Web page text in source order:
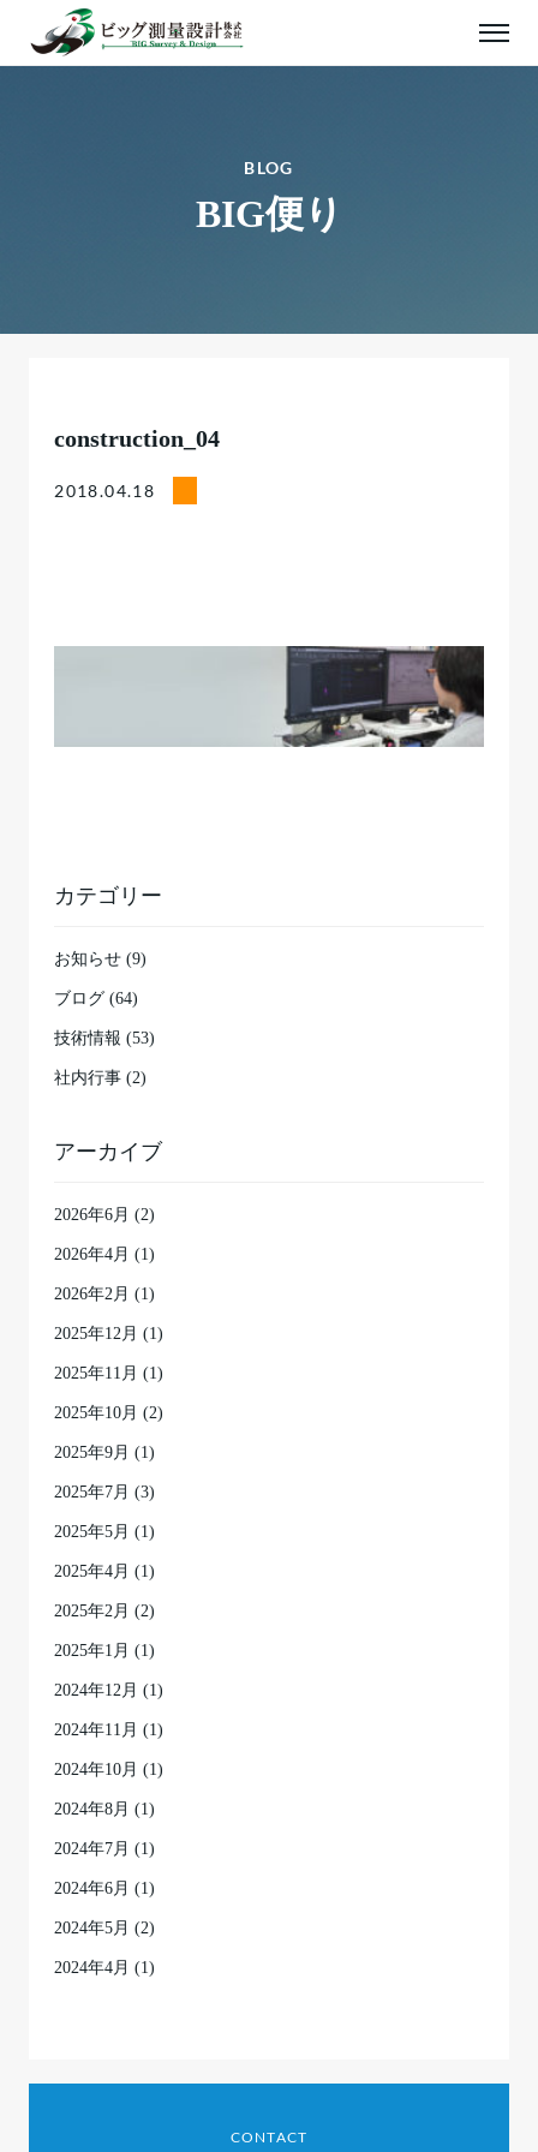
BLOG
BIG便り
construction_04
2018.04.18
カテゴリー
お知らせ (9)
ブログ (64)
技術情報 (53)
社内行事 (2)
アーカイブ
2026年6月 (2)
2026年4月 (1)
2026年2月 (1)
2025年12月 (1)
2025年11月 (1)
2025年10月 (2)
2025年9月 (1)
2025年7月 (3)
2025年5月 (1)
2025年4月 (1)
2025年2月 (2)
2025年1月 (1)
2024年12月 (1)
2024年11月 (1)
2024年10月 (1)
2024年8月 (1)
2024年7月 (1)
2024年6月 (1)
2024年5月 (2)
2024年4月 (1)
CONTACT